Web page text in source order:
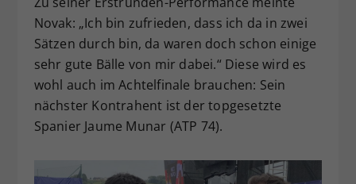
Novak: „Ich bin zufrieden, dass ich da in zwei
Sätzen durch bin, da waren doch schon einige
sehr gute Bälle von mir dabei.“ Diese wird es
wohl auch im Achtelfinale brauchen: Sein
nächster Kontrahent ist der topgesetzte
Spanier Jaume Munar (ATP 74).